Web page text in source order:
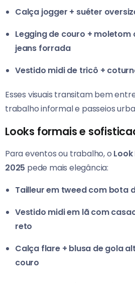
Calça jogger + suéter
Legging de couro +
jeans forrada
Vestido midi de tricô +
Esses visuais transitam bem
trabalho informal e passeios
Looks formais e
Para eventos ou trabalho, o
2025 pede mais elegância:
Tailleur em tweed com bota
Vestido midi em lã com
reto
Calça flare + blusa de gola
couro